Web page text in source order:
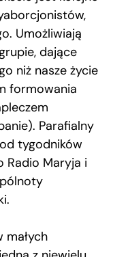
Umożliwiają
dające
niż nasze życie
formowania
Parafialny
tygodników
Radio Maryja i
małych